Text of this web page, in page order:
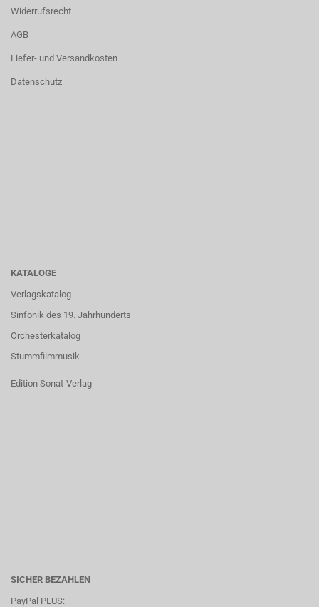
Widerrufsrecht
AGB
Liefer- und Versandkosten
Datenschutz
KATALOGE
Verlagskatalog
Sinfonik des 19. Jahrhunderts
Orchesterkatalog
Stummfilmmusik
Edition Sonat-Verlag
SICHER BEZAHLEN
PayPal PLUS: